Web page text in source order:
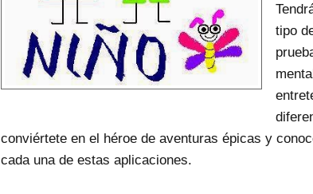
tipo
conviértete en el héroe de aventuras épicas y
cada una de estas aplicaciones.